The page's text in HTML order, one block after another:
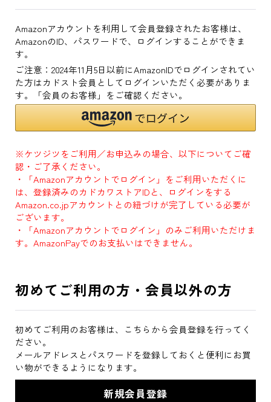
Amazonアカウントを利用して会員登録されたお客様は、
AmazonのID、パスワードで、ログインすることができま
す。
ご注意：2024年11月5日以前にAmazonIDでログインされてい
た方はカドスト会員としてログインいただく必要がありま
す。「会員のお客様」をご確認ください。
※ケツジツをご利用／お申込みの場合、以下についてご確
認・ご了承ください。
・「Amazonアカウントでログイン」をご利用いただくに
は、登録済みのカドカワストアIDと、ログインをする
Amazon.co.jpアカウントとの紐づけが完了している必要が
ございます。
・「Amazonアカウントでログイン」のみご利用いただけま
す。AmazonPayでのお支払いはできません。
初めてご利用の方・会員以外の方
初めてご利用のお客様は、こちらから会員登録を行ってく
ださい。
メールアドレスとパスワードを登録しておくと便利にお買
い物ができるようになります。